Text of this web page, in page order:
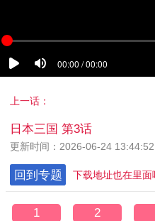
上一话：
日本三国 第3话
更新时间：2026-06-24
回到专题 下载地址也在里面
1 2